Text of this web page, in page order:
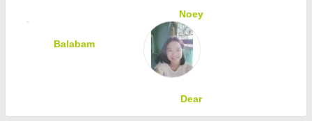
Noey
Balabam
Dear